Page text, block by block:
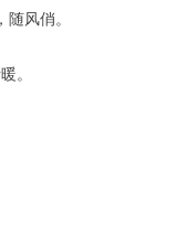
风俏。
。